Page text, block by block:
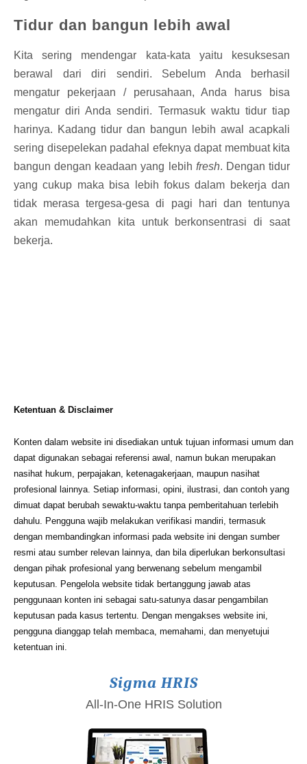
Tidur dan bangun lebih awal
Kita sering mendengar kata-kata yaitu kesuksesan
berawal dari diri sendiri. Sebelum Anda berhasil
mengatur pekerjaan / perusahaan, Anda harus bisa
mengatur diri Anda sendiri. Termasuk waktu tidur tiap
harinya. Kadang tidur dan bangun lebih awal acapkali
sering disepelekan padahal efeknya dapat membuat kita
bangun dengan keadaan yang lebih fresh. Dengan tidur
yang cukup maka bisa lebih fokus dalam bekerja dan
tidak merasa tergesa-gesa di pagi hari dan tentunya
akan memudahkan kita untuk berkonsentrasi di saat
bekerja.
Ketentuan & Disclaimer
Konten dalam website ini disediakan untuk tujuan informasi umum dan
dapat digunakan sebagai referensi awal, namun bukan merupakan
nasihat hukum, perpajakan, ketenagakerjaan, maupun nasihat
profesional lainnya. Setiap informasi, opini, ilustrasi, dan contoh yang
dimuat dapat berubah sewaktu-waktu tanpa pemberitahuan terlebih
dahulu. Pengguna wajib melakukan verifikasi mandiri, termasuk
dengan membandingkan informasi pada website ini dengan sumber
resmi atau sumber relevan lainnya, dan bila diperlukan berkonsultasi
dengan pihak profesional yang berwenang sebelum mengambil
keputusan. Pengelola website tidak bertanggung jawab atas
penggunaan konten ini sebagai satu-satunya dasar pengambilan
keputusan pada kasus tertentu. Dengan mengakses website ini,
pengguna dianggap telah membaca, memahami, dan menyetujui
ketentuan ini.
Sigma HRIS
All-In-One HRIS Solution